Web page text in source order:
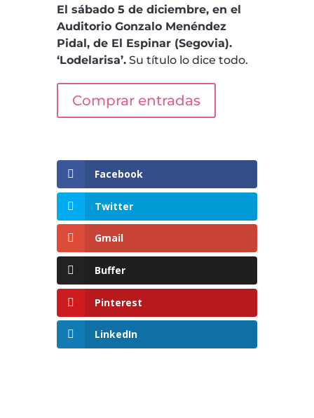
El sábado 5 de diciembre, en el
Auditorio Gonzalo Menéndez
Pidal, de El Espinar (Segovia).
‘Lodelarisa’.Su título lo dice todo.
Comprar entradas
Facebook
Twitter
Gmail
Buffer
Pinterest
LinkedIn